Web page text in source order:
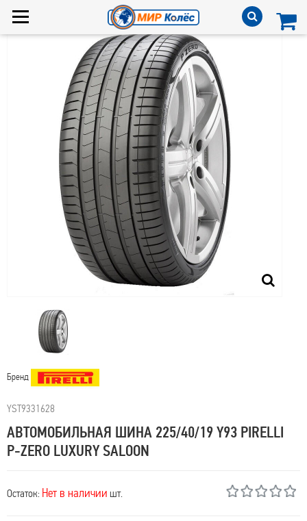
Бренд
YST9331628
АВТОМОБИЛЬНАЯ ШИНА 225/40/19 Y93 PIRELLI
P-ZERO LUXURY SALOON
Остаток: Нет в наличии шт.